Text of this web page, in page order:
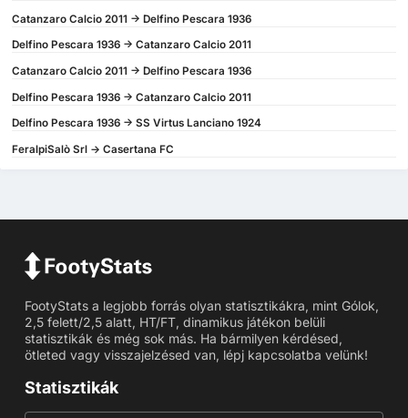
Catanzaro Calcio 2011 -> Delfino Pescara 1936
Delfino Pescara 1936 -> Catanzaro Calcio 2011
Catanzaro Calcio 2011 -> Delfino Pescara 1936
Delfino Pescara 1936 -> Catanzaro Calcio 2011
Delfino Pescara 1936 -> SS Virtus Lanciano 1924
FeralpiSalò Srl -> Casertana FC
FootyStats a legjobb forrás olyan statisztikákra, mint Gólok,
2,5 felett/2,5 alatt, HT/FT, dinamikus játékon belüli
statisztikák és még sok más. Ha bármilyen kérdésed,
ötleted vagy visszajelzésed van, lépj kapcsolatba velünk!
Statisztikák